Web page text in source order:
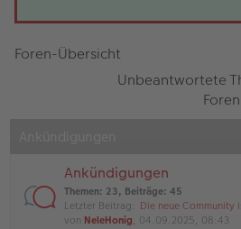
Foren-Übersicht
Unbeantwortete
Ankündigungen
Themen: 23, Beiträge: 45
Letzter Beitrag: Die neue Community
von NeleHonig, 04.09.2025, 08:43